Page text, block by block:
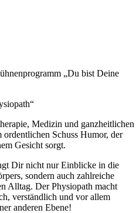
„Du bist Deine
Medizin und ganzheitlichen
ordentlichen Schuss Humor, der
Gesicht sorgt.
Dir nicht nur Einblicke in die
sondern auch zahlreiche
Alltag. Der Physiopath macht
verständlich und vor allem
anderen Ebene!